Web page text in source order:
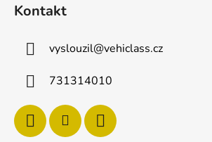
Kontakt
vyslouzil@vehiclass.cz
731314010